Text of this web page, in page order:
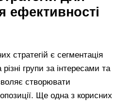
ефективності
стратегій є сегментація
різні групи за інтересами та
створювати
Ще одна з корисних